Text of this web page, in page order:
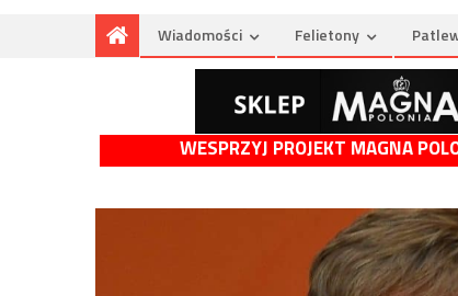
Wiadomości Felietony
WESPRZYJ PROJEKT MAGNA